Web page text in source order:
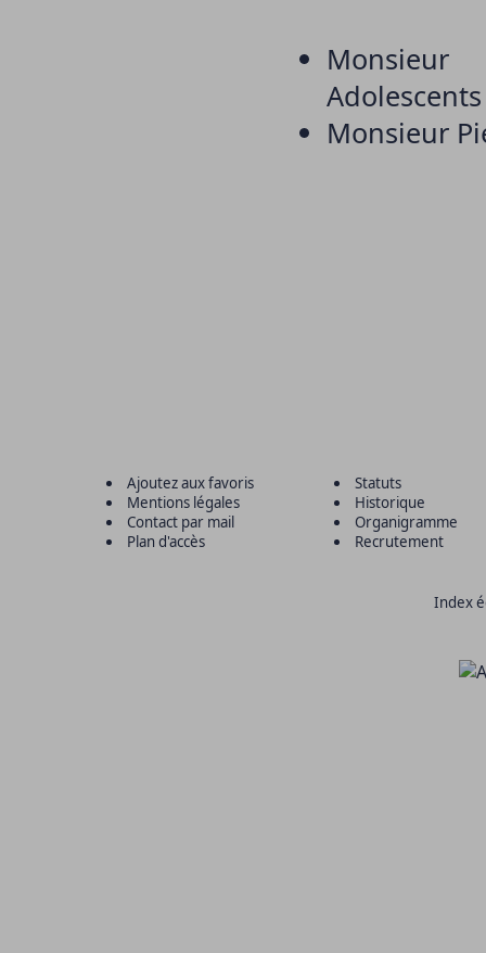
Monsieur
Monsieur
Ajoutez aux favoris
Mentions légales
Contact par mail
Plan d'accès
Statuts
Historique
Organigramme
Recrutement
Index